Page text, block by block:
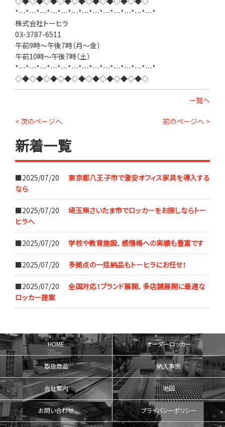
*…*…*…*…*…*…*…*…*…*…*…*…*…*
株式会社トーヒラ
03-3787-6511
午前9時～午後7時（月～金）
午前10時～午後7時（土）
*…*…*…*…*…*…*…*…*…*…*…*…*…*
◇◆◇◆◇◆◇◆◇◆◇◆◇◆◇◆◇◆◇
一覧へ
< 次のページへ 前のページへ >
新着一覧
■2025/07/20
東京都八王子市で激安オフィス家具を導入する
なら
■2025/07/20
埼玉県さいたま市でロッカーをお探しならトー
ヒラへ
■2025/07/20 学校や教育施設、感情帳への実績も豊富です
■2025/07/20 多拠点の一括納品もトーヒラにお任せ！
■2025/07/20
全国対応！ブランド展開、多店舗展開に最適な
ロッカー提案
HOME オーダーロッカー
取扱商品 納入事例
会社案内 地図
お問い合わせ プライバシーポリシー